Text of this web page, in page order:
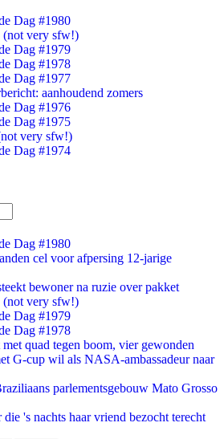
Dag #1980
very sfw!)
Dag #1979
Dag #1978
Dag #1977
aanhoudend zomers
Dag #1976
Dag #1975
very sfw!)
Dag #1974
Dag #1980
cel voor afpersing 12-jarige
bewoner na ruzie over pakket
very sfw!)
Dag #1979
Dag #1978
quad tegen boom, vier gewonden
G-cup wil als NASA-ambassadeur naar
parlementsgebouw Mato Grosso
's nachts haar vriend bezocht terecht